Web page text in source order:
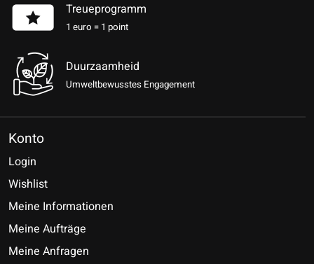
Treueprogramm
1 euro = 1 point
Duurzaamheid
Umweltbewusstes Engagement
Konto
Login
Wishlist
Meine Informationen
Meine Aufträge
Meine Anfragen